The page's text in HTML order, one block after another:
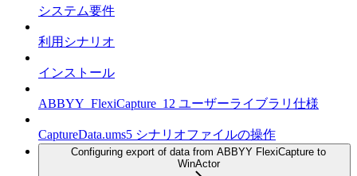
システム要件
利用シナリオ
インストール
ABBYY_FlexiCapture_12 ユーザーライブラリ仕様
CaptureData.ums5 シナリオファイルの操作
Configuring export of data from ABBYY FlexiCapture to
WinActor